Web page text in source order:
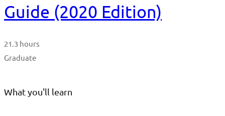
Guide (2020 Edition)
21.3 hours
Graduate
What you'll learn